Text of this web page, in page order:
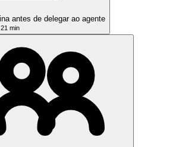
antes de delegar ao agente
21 min